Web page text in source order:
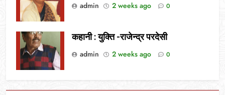
admin
2 weeks ago 0
कहानी : युक्ति -राजेन्द्र परदेसी
admin
2 weeks ago 0